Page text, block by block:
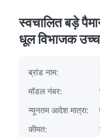
स्वचालित बड़े
धूल विभाजक उच्च
ब्रांड नाम:
मॉडल नंबर:
न्यूनतम आदेश मात्रा:
कीमत: